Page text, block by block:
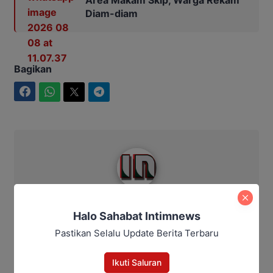
Diam-diam
Bagikan
Halo Sahabat Intimnews
Pastikan Selalu Update Berita Terbaru
Ikuti Saluran